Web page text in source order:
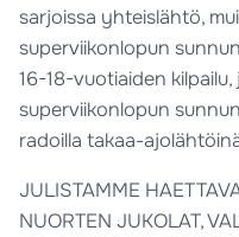
sarjoissa yhteislähtö,
superviikonlopun
16-18-vuotiaiden
superviikonlopun
radoilla takaa-
JULISTAMME
NUORTEN JUKOLAT,